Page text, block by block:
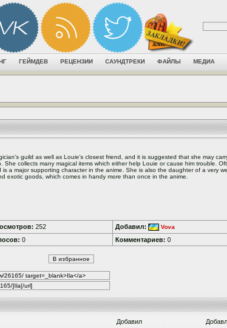
ГЕЙМДЕВ РЕЦЕНЗИИ САУНДТРЕКИ ФАЙЛЫ МЕДИА
guild as well as Louie's closest friend, and it is suggested that she may
She collects many magical items which either help Louie or cause him trouble.
a major supporting character in the anime. She is also the daughter of a very
exotic goods, which comes in handy more than once in the anime.
252 Добавил: Vova
0 Комментариев: 0
Добавил